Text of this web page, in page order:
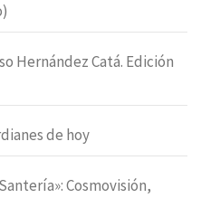
Hernández Catá. Edición
de hoy
Cosmovisión,